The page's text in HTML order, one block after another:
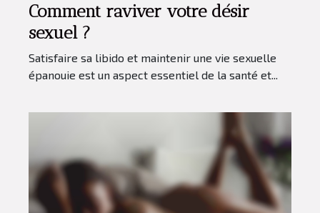
Comment raviver votre désir
sexuel ?
Satisfaire sa libido et maintenir une vie sexuelle
épanouie est un aspect essentiel de la santé et...